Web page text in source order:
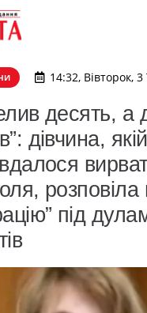
14:32, Вівторок,
десять, а
дівчина,
розповіла
під